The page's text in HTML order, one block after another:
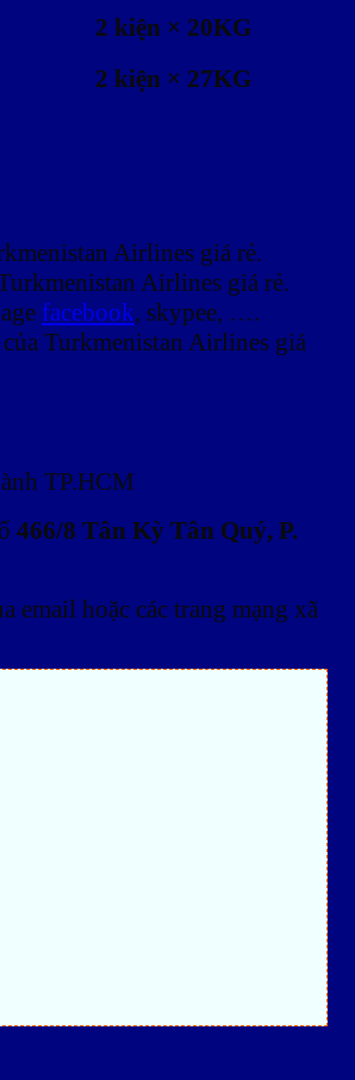
2 kiện × 20KG
2 kiện × 27KG
Airlines giá rẻ.
Airlines giá rẻ.
facebook, skypee, ….
Turkmenistan Airlines giá
TP.HCM
466/8 Tân Kỳ Tân Quý, P.
email hoặc các trang mạng xã